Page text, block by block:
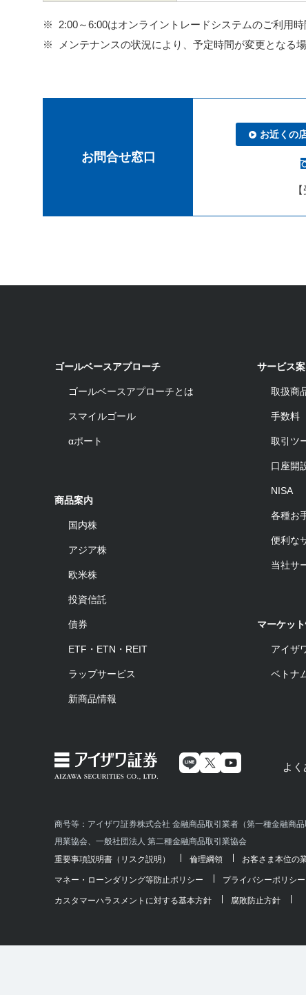
2:00～6:00はオンライントレードシステムのご利用時
メンテナンスの状況により、予定時間が変更となる
お問合せ窓口
お近くの
ゴールベースアプローチ
ゴールベースアプローチとは
スマイルゴール
αポート
商品案内
国内株
アジア株
欧米株
投資信託
債券
ETF・ETN・REIT
ラップサービス
新商品情報
サービス
取扱商
手数料
取引ツ
口座開
NISA
各種お
便利な
当社サ
マーケッ
アイザ
ベトナ
よく
商号等：アイザワ証券株式会社 金融商品取引業者（第一種金融商
用業協会、一般社団法人 第二種金融商品取引業協会
重要事項説明書（リスク説明）
倫理綱領 お客さま本位の
マネー・ローンダリング等防止ポリシー プライバシーポリシー
カスタマーハラスメントに対する基本方針 腐敗防止方針